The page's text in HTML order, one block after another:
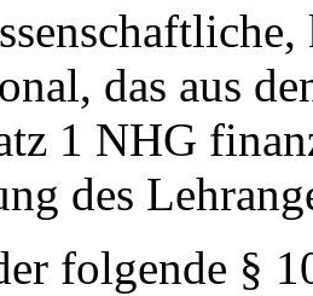
das aus
1 NHG
des
folgende §